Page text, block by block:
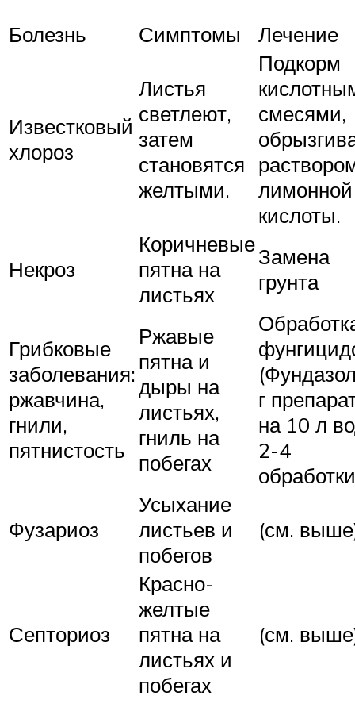
Болезнь
Симптомы Лечение
Известковый
хлороз
Листья
светлеют,
затем
становятся
желтыми.
Подкорм
смесями,
лимонной
кислоты.
Некроз
Коричневые
пятна на
листьях
Замена
грунта
Грибковые
заболевания:
ржавчина,
гнили,
пятнистость
Ржавые
пятна и
дыры на
листьях,
гниль на
побегах
г
на 10 л
2-4
Фузариоз
Усыхание
листьев и
побегов
(см.
Септориоз
Красно-
желтые
пятна на
листьях и
побегах
(см.